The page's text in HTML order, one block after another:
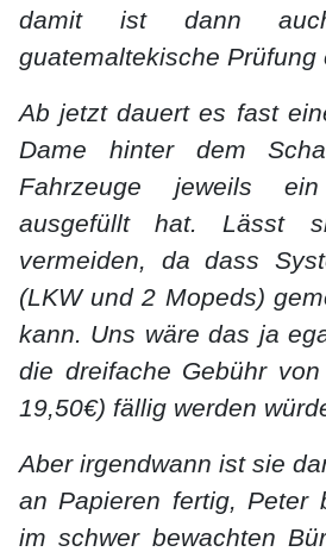
damit ist dann
guatemaltekische Prüfung
Ab jetzt dauert es fast
Dame hinter dem
Fahrzeuge jeweils
ausgefüllt hat. Lässt
vermeiden, da dass
(LKW und 2 Mopeds)
kann. Uns wäre das ja
die dreifache Gebühr
19,50€) fällig werden
Aber irgendwann ist sie
an Papieren fertig, Peter
im schwer bewachten